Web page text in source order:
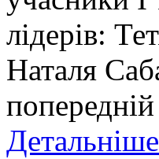
лідерів:
Наталя